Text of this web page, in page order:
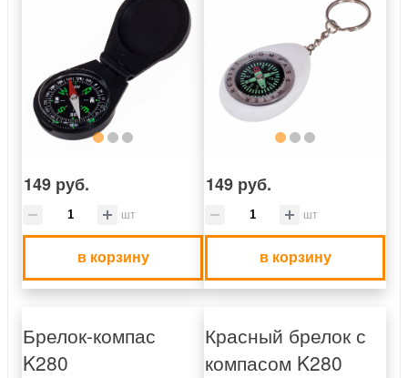
149 руб.
шт
в корзину
149 руб.
шт
в корзину
Брелок-компас
K280
Красный брелок с
компасом K280